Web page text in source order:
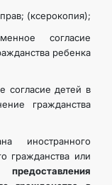
(ксерокопия);
согласие
ребенка
согласие детей в
гражданства
иностранного
гражданства или